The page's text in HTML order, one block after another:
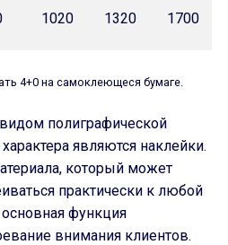
1020 1320 1700
4+0 на самоклеющеся бумаге.
полиграфической
являются наклейки.
который может
практически к любой
функция
внимания клиентов.